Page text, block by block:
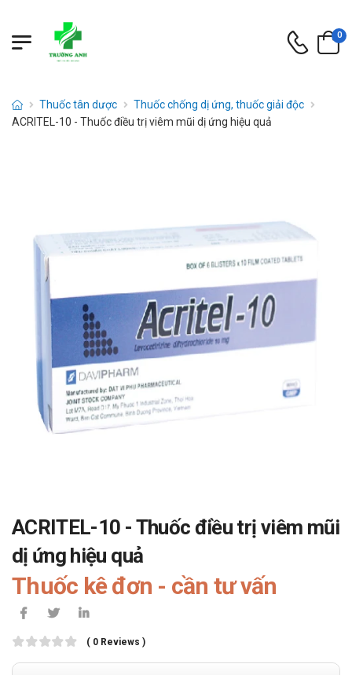
0
Thuốc tân dược
Thuốc chống dị ứng, thuốc giải độc
ACRITEL-10 - Thuốc điều trị viêm mũi dị ứng hiệu quả
ACRITEL-10 - Thuốc điều trị viêm mũi
dị ứng hiệu quả
Thuốc kê đơn - cần tư vấn
( 0 Reviews )